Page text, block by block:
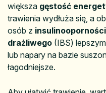
większa gęstość
trawienia wydłuża się, a
osób z
drażliwego (IBS)
lub napary na bazie
łagodniejsze.